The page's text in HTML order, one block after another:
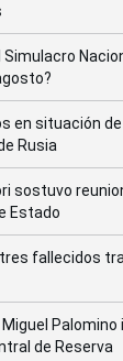
Simulacro
en situación
Rusia
sostuvo
Estado
fallecidos
Palomino
de Reserva